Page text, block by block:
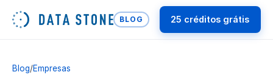
BLOG 25 créditos grátis
Blog/Empresas